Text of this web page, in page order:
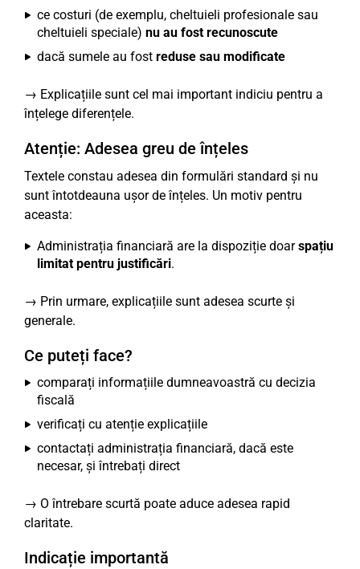
ce costuri (de exemplu, cheltuieli profesionale sau
cheltuieli speciale) nu au fost recunoscute
dacă sumele au fost reduse sau modificate
→ Explicațiile sunt cel mai important indiciu pentru a
înțelege diferențele.
Atenție: Adesea greu de înțeles
Textele constau adesea din formulări standard și nu
sunt întotdeauna ușor de înțeles. Un motiv pentru
aceasta:
Administrația financiară are la dispoziție doarspațiu
limitat pentru justificări.
→ Prin urmare, explicațiile sunt adesea scurte și
generale.
Ce puteți face?
comparați informațiile dumneavoastră cu decizia
fiscală
verificați cu atenție explicațiile
contactați administrația financiară, dacă este
necesar, și întrebați direct
→ O întrebare scurtă poate aduce adesea rapid
claritate.
Indicație importantă